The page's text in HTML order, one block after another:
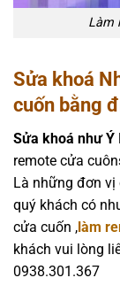
Làm
Sửa khoá
cuốn bằng
Sửa khoá như Ý
remote cửa
Là những đơn
quý khách có
cửa cuốn , làm
khách vui lòng
0938.301.367